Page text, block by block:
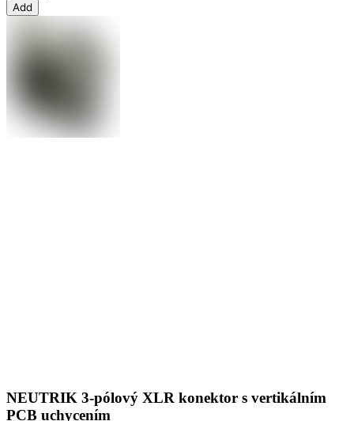
Add
NEUTRIK 3-pólový XLR konektor s vertikálním
PCB uchycením